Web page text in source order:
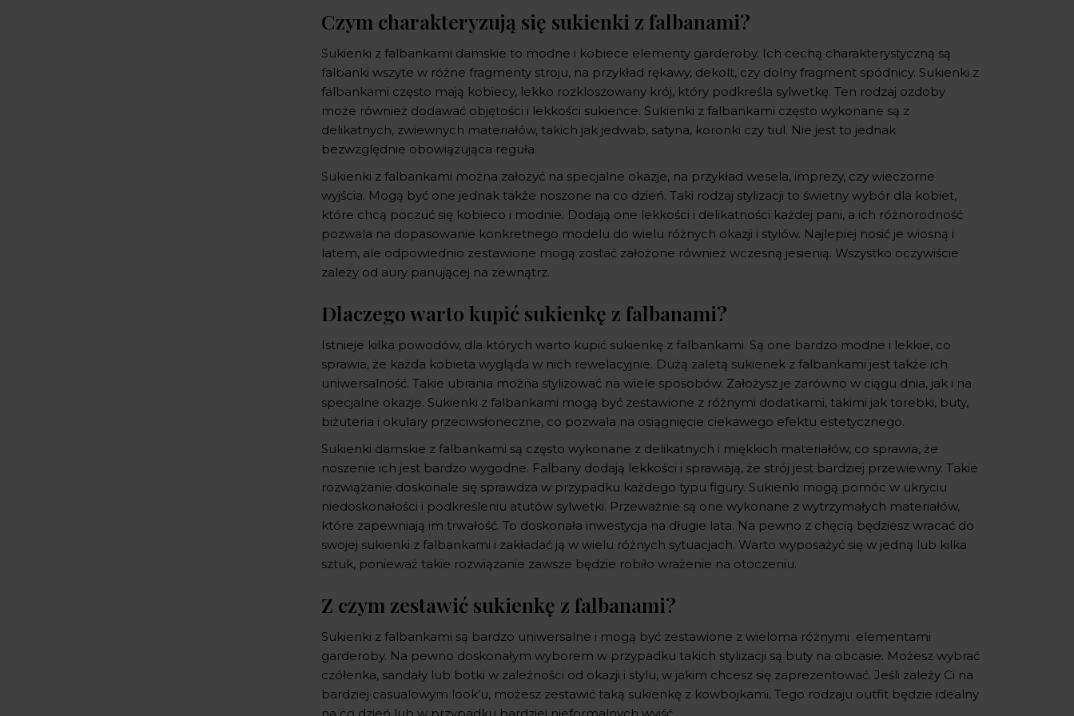
Czym charakteryzują się sukienki z falbanami?
Sukienki z falbankami damskie to modne i kobiece elementy garderoby. Ich cechą charakterystyczną są
falbanki wszyte w różne fragmenty stroju, na przykład rękawy, dekolt, czy dolny fragment spódnicy. Sukienki z
falbankami często mają kobiecy, lekko rozkloszowany krój, który podkreśla sylwetkę. Ten rodzaj ozdoby
może również dodawać objętości i lekkości sukience. Sukienki z falbankami często wykonane są z
delikatnych, zwiewnych materiałów, takich jak jedwab, satyna, koronki czy tiul. Nie jest to jednak
bezwzględnie obowiązująca reguła.
Sukienki z falbankami można założyć na specjalne okazje, na przykład wesela, imprezy, czy wieczorne
wyjścia. Mogą być one jednak także noszone na co dzień. Taki rodzaj stylizacji to świetny wybór dla kobiet,
które chcą poczuć się kobieco i modnie. Dodają one lekkości i delikatności każdej pani, a ich różnorodność
pozwala na dopasowanie konkretnego modelu do wielu różnych okazji i stylów. Najlepiej nosić je wiosną i
latem, ale odpowiednio zestawione mogą zostać założone również wczesną jesienią. Wszystko oczywiście
zależy od aury panującej na zewnątrz.
Dlaczego warto kupić sukienkę z falbanami?
Istnieje kilka powodów, dla których warto kupić sukienkę z falbankami. Są one bardzo modne i lekkie, co
sprawia, że każda kobieta wygląda w nich rewelacyjnie. Dużą zaletą sukienek z falbankami jest także ich
uniwersalność. Takie ubrania można stylizować na wiele sposobów. Założysz je zarówno w ciągu dnia, jak i na
specjalne okazje. Sukienki z falbankami mogą być zestawione z różnymi dodatkami, takimi jak torebki, buty,
biżuteria i okulary przeciwsłoneczne, co pozwala na osiągnięcie ciekawego efektu estetycznego.
Sukienki damskie z falbankami są często wykonane z delikatnych i miękkich materiałów, co sprawia, że
noszenie ich jest bardzo wygodne. Falbany dodają lekkości i sprawiają, że strój jest bardziej przewiewny. Takie
rozwiązanie doskonale się sprawdza w przypadku każdego typu figury. Sukienki mogą pomóc w ukryciu
niedoskonałości i podkreśleniu atutów sylwetki. Przeważnie są one wykonane z wytrzymałych materiałów,
które zapewniają im trwałość. To doskonała inwestycja na długie lata. Na pewno z chęcią będziesz wracać do
swojej sukienki z falbankami i zakładać ją w wielu różnych sytuacjach. Warto wyposażyć się w jedną lub kilka
sztuk, ponieważ takie rozwiązanie zawsze będzie robiło wrażenie na otoczeniu.
Z czym zestawić sukienkę z falbanami?
Sukienki z falbankami są bardzo uniwersalne i mogą być zestawione z wieloma różnymi elementami
garderoby. Na pewno doskonałym wyborem w przypadku takich stylizacji są buty na obcasie. Możesz wybrać
czółenka, sandały lub botki w zależności od okazji i stylu, w jakim chcesz się zaprezentować. Jeśli zależy Ci na
bardziej casualowym look’u, możesz zestawić taką sukienkę z kowbojkami. Tego rodzaju outfit będzie idealny